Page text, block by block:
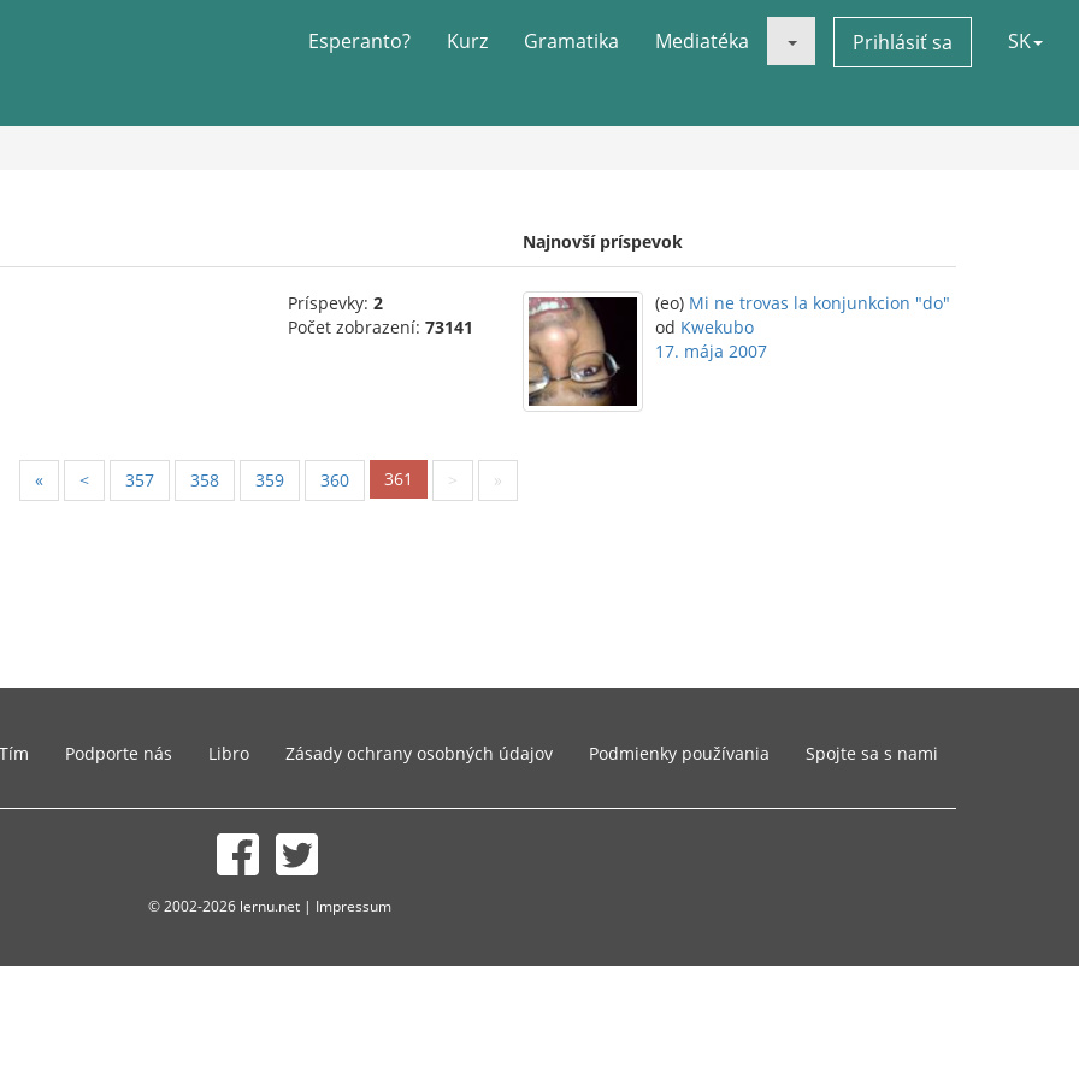
Esperanto? Kurz Gramatika Mediatéka Prihlásiť sa SK
Najnovší príspevok
Príspevky: 2
Počet zobrazení: 73141
(eo) Mi ne trovas la konjunkcion "do"
od Kwekubo
17. mája 2007
« < 357 358 359 360 361 > »
Tím Podporte nás Libro Zásady ochrany osobných údajov Podmienky používania Spojte sa s nami
© 2002-2026 lernu.net | Impressum